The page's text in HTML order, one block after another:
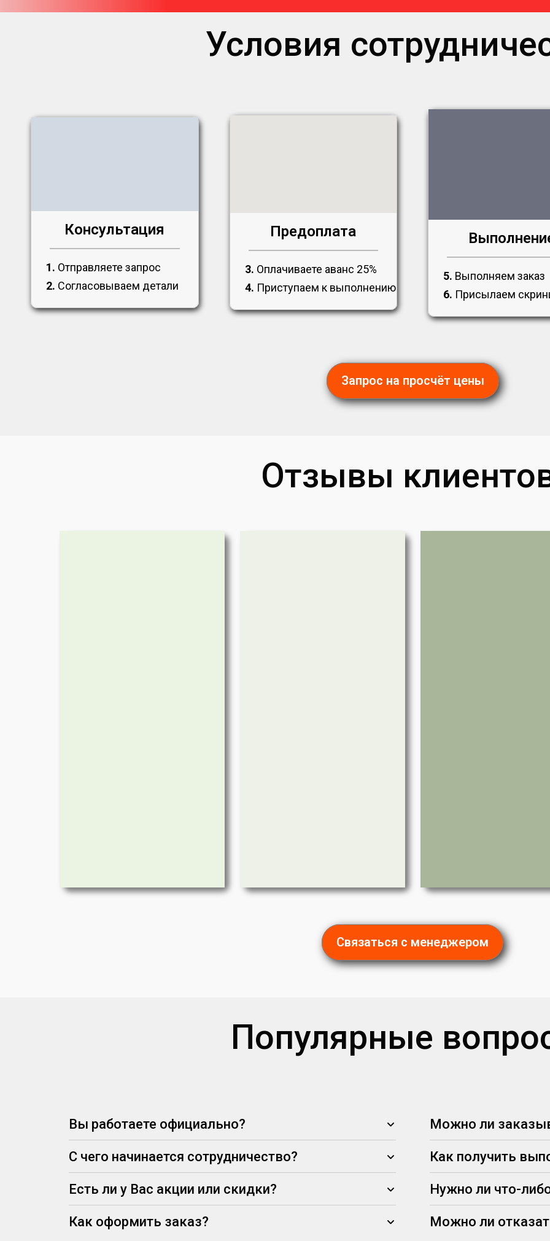
Условия
Консультация
1. Отправляете запрос
2. Согласовываем детали
Предоплата
3. Оплачиваете аванс 25%
4. Приступаем к выполнению
5. Выполняем заказ
6. Присылаем
Запрос на просчёт цены
Отзывы
Связаться с менеджером
Популярные
Вы работаете официально?
С чего начинается сотрудничество?
Есть ли у Вас акции или скидки?
Как оформить заказ?
Можно ли
Как получить
Нужно ли что-
Можно ли